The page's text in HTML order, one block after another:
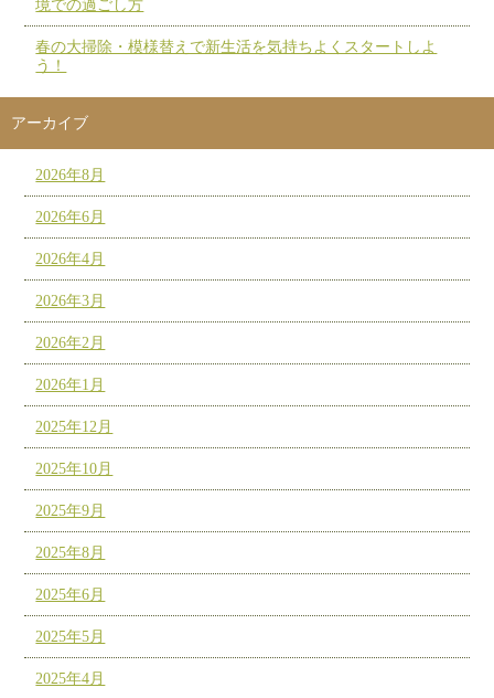
境での過ごし方
春の大掃除・模様替えで新生活を気持ちよくスタートしよ
う！
アーカイブ
2026年8月
2026年6月
2026年4月
2026年3月
2026年2月
2026年1月
2025年12月
2025年10月
2025年9月
2025年8月
2025年6月
2025年5月
2025年4月